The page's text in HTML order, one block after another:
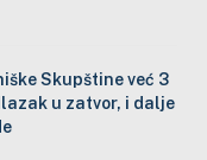
Skupštine već 3
u zatvor, i dalje